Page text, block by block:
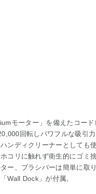
モーター」を備えたコー
回転しパワフルな吸引力
ンディクリーナーとしても
コリに触れず衛生的にゴミ捨
ー、ブラシバーは簡単に取
Wall Dock」が付属。